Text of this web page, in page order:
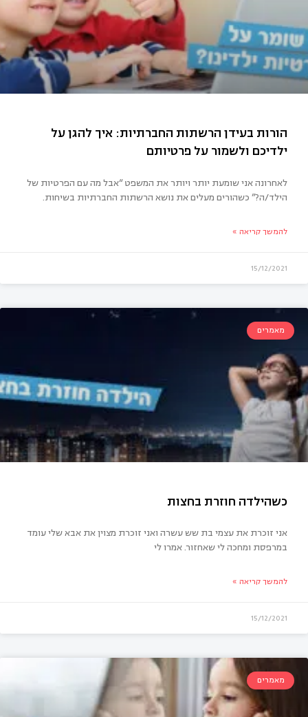
בעידן הרשתות החברתיות: איך להגן על
לאחרונה אני שומעת יותר ויותר את המשפט “אבל מה עם הפרטיות של
הילד/ה?” כשהורים מעלים את נושא הרשתות החברתיות בשיחות.
להמשך קריאה »
15/12/2021
מאמרים
חוזרת בחצות
אני זוכרת את עצמי בת שש עשרה ואני זוכרת מצוין את אבא שלי עומד
במרפסת ומחכה לי שאחזור. אמרו לי
להמשך קריאה »
15/12/2021
מאמרים